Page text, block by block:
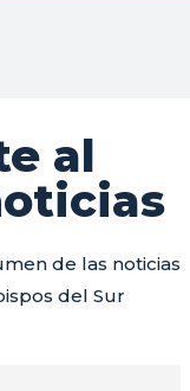
al
de las noticias
del Sur